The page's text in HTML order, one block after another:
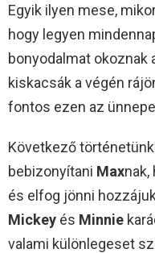
Egyik ilyen mese,
hogy legyen
bonyodalmat okoznak
kiskacsák a végén
fontos ezen az
Következő
bebizonyítani Maxnak,
és elfog jönni
Mickey és Minnie
valami különlegeset